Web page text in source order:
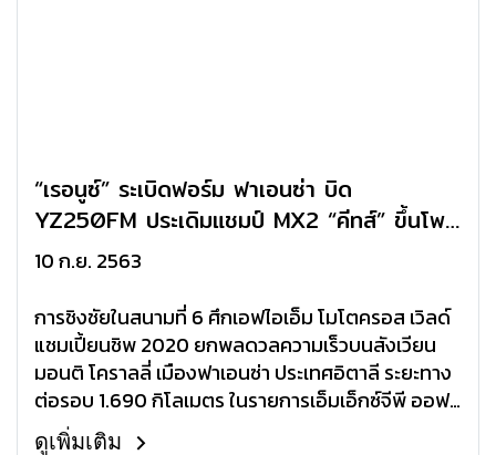
“เรอนูซ์” ระเบิดฟอร์ม ฟาเอนซ่า บิด
YZ250FM ประเดิมแชมป์ MX2 “คีทส์” ขึ้นโพ
เดี้ยมอันดับ 2
10 ก.ย. 2563
การชิงชัยในสนามที่ 6 ศึกเอฟไอเอ็ม โมโตครอส เวิลด์
แชมเปี้ยนชิพ 2020 ยกพลดวลความเร็วบนสังเวียน
มอนติ โคราลลี่ เมืองฟาเอนซ่า ประเทศอิตาลี ระยะทาง
ต่อรอบ 1.690 กิโลเมตร ในรายการเอ็มเอ็กซ์จีพี ออฟ
อิตาลี
ดูเพิ่มเติม